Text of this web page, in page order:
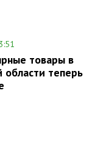
товары в
области теперь